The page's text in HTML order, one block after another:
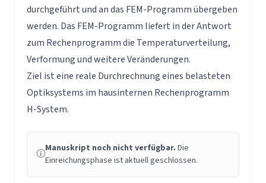
durchgeführt und an das FEM-Programm übergeben
werden. Das FEM-Programm liefert in der Antwort
zum Rechenprogramm die Temperaturverteilung,
Verformung und weitere Veränderungen.
Ziel ist eine reale Durchrechnung eines belasteten
Optiksystems im hausinternen Rechenprogramm
H-System.
Manuskript noch nicht verfügbar. Die
Einreichungsphase ist aktuell geschlossen.